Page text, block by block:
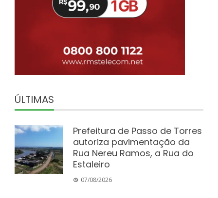
ÚLTIMAS
Prefeitura de Passo de Torres
autoriza pavimentação da
Rua Nereu Ramos, a Rua do
Estaleiro
07/08/2026